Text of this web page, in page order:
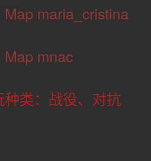
Map maria_cristina
Map mnac
类：战役、对抗